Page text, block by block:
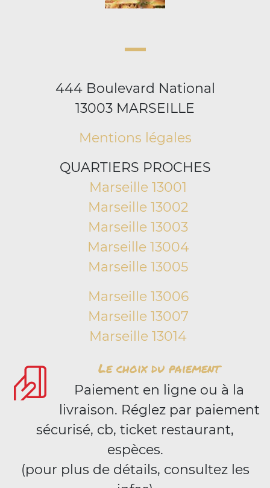
444 Boulevard National
13003 MARSEILLE
Mentions légales
QUARTIERS PROCHES
Marseille 13001
Marseille 13002
Marseille 13003
Marseille 13004
Marseille 13005
Marseille 13006
Marseille 13007
Marseille 13014
Le choix du paiement
Paiement en ligne ou à la
livraison. Réglez par paiement
sécurisé, cb, ticket restaurant,
espèces.
(pour plus de détails, consultez les